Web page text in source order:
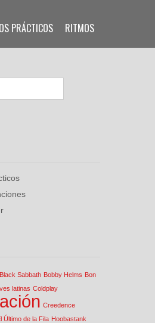
PRÁCTICOS RITMOS
Black Sabbath Bobby Helms Bon
latinas Coldplay
Creedence
Último de la Fila Hoobastank